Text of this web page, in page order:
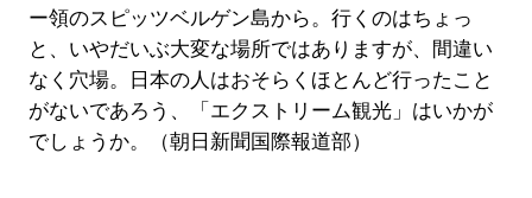
ー領のスピッツベルゲン島から。行くのはちょっ
と、いやだいぶ大変な場所ではありますが、間違い
なく穴場。日本の人はおそらくほとんど行ったこと
がないであろう、「エクストリーム観光」はいかが
でしょうか。（朝日新聞国際報道部）